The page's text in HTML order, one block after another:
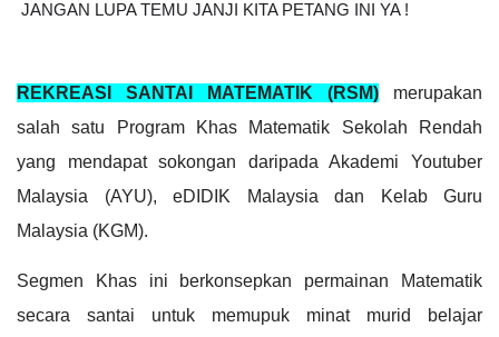
JANGAN LUPA TEMU JANJI KITA PETANG INI YA !
REKREASI SANTAI MATEMATIK (RSM) merupakan
salah satu Program Khas Matematik Sekolah Rendah
yang mendapat sokongan daripada Akademi Youtuber
Malaysia (AYU), eDIDIK Malaysia dan Kelab Guru
Malaysia (KGM).
Segmen Khas ini berkonsepkan permainan Matematik
secara santai untuk memupuk minat murid belajar